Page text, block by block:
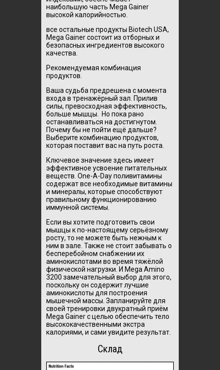
наибольшую часть Mega Gainer
высокой калорийностью.
все остальные продукты Biotech USA,
Mega Gainer состоит из отборных и
безопасных ингредиентов высокого
качества.
Рекомендуемая комбинация
продуктов.
Ваша судьба предрешена с момента
входа в тренажёрный зал. Прилив
силы, превосходная эффективность,
больше мышцы. Но пока рано
останавливаться на достигнутом.
Почему бы не пойти ещё дальше?
Выберите комбинацию продуктов,
которая поставит вас на путь роста.
Ключевое значение здесь имеет
эффективное усвоение питательных
веществ. One-A-Day поливитамины
содержат все необходимые витамины
и минералы, которые способствуют
правильному функционированию
иммунной системы.
Если вы хотите подготовить свои
мышцы к по-настоящему серьёзному
росту, то не можете быть нежным к
ним в зале. Также не стоит забывать о
бесперебойном снабжении их
аминокислотами во время тяжёлой
физической нагрузки. И Mega Amino
3200 замечательный выбор для этого,
поскольку он содержит лучшие
аминокислоты для построения
мышечной массы. Запланируйте для
своей тренировки двукратный приём
Mega Gainer с целью обеспечить тело
высококачественными экстра
калориями, и сами увидите результат.
Склад